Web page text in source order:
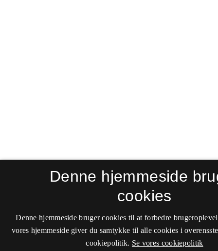
Denne hjemmeside
cookies
Denne hjemmeside bruger cookies til at forbedre
vores hjemmeside giver du samtykke til alle cookies i
cookiepolitik. Se vores cookiepolitik